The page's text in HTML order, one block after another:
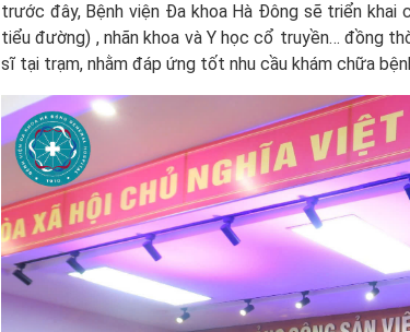
trước đây, Bệnh viện Đa khoa Hà Đông sẽ triển khai
tiểu đường) , nhãn khoa và Y học cổ truyền… đồng
sĩ tại trạm, nhằm đáp ứng tốt nhu cầu khám chữa